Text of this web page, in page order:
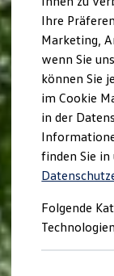
Kombis
Schnell
Angebote
Aktuelle
E-Auto-
Die
Junge
Leasing
Ihre
Marketing,
wenn Sie
können Sie
im Cookie
in der
finden Sie
Folgende